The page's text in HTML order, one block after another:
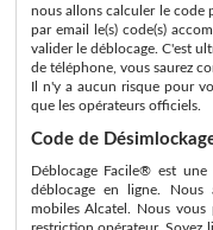
nous allons calculer le code
par email le(s) code(s)
valider le déblocage. C'est
de téléphone, vous saurez
Il n'y a aucun risque pour
que les opérateurs officiels.
Code de
Déblocage Facile® est
déblocage en ligne. Nous
mobiles Alcatel. Nous